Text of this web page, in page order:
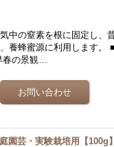
中の窒素を根に固定し、
養蜂蜜源に利用します。
春の景観…
園芸・実験栽培用【100g